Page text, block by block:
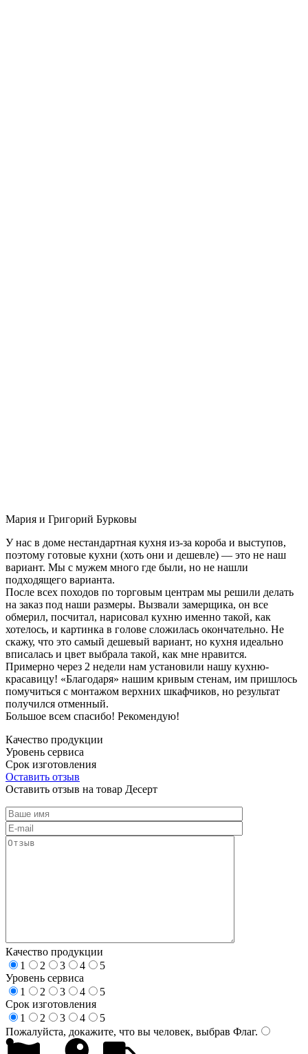
Мария и Григорий Бурковы
У нас в доме нестандартная кухня из-за короба и выступов,
поэтому готовые кухни (хоть они и дешевле) — это не наш
вариант. Мы с мужем много где были, но не нашли
подходящего варианта.
После всех походов по торговым центрам мы решили делать
на заказ под наши размеры. Вызвали замерщика, он все
обмерил, посчитал, нарисовал кухню именно такой, как
хотелось, и картинка в голове сложилась окончательно. Не
скажу, что это самый дешевый вариант, но кухня идеально
вписалась и цвет выбрала такой, как мне нравится.
Примерно через 2 недели нам установили нашу кухню-
красавицу! «Благодаря» нашим кривым стенам, им пришлось
помучиться с монтажом верхних шкафчиков, но результат
получился отменный.
Большое всем спасибо! Рекомендую!
Качество продукции
Уровень сервиса
Срок изготовления
Оставить отзыв
Оставить отзыв на товар Десерт
Качество продукции
1
2 3 4
5
Уровень сервиса
1
2 3 4
5
Срок изготовления
1
2 3 4
5
Пожалуйста, докажите, что вы человек, выбрав Флаг.